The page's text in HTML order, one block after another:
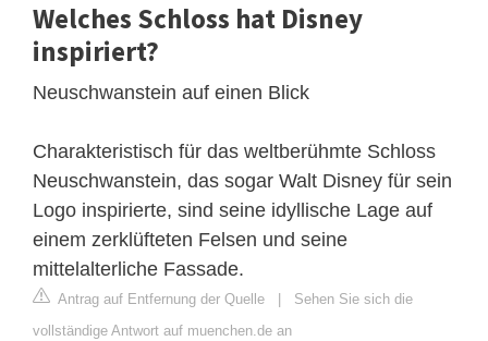
Welches Schloss hat Disney
inspiriert?
Neuschwanstein auf einen Blick
Charakteristisch für das weltberühmte Schloss
Neuschwanstein, das sogar Walt Disney für sein
Logo inspirierte, sind seine idyllische Lage auf
einem zerklüfteten Felsen und seine
mittelalterliche Fassade.
Antrag auf Entfernung der Quelle
Sehen Sie sich die
vollständige Antwort auf muenchen.de an